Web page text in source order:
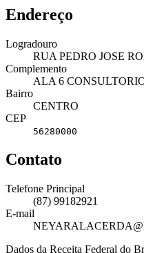
Endereço
Logradouro
RUA PEDRO JOSE
Complemento
ALA 6
Bairro
CENTRO
CEP
56280000
Contato
Telefone Principal
(87) 99182921
E-mail
Dados da Receita Federal do